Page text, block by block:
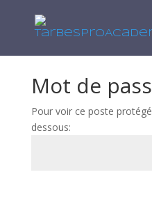
Mot de
Pour voir ce poste
dessous: